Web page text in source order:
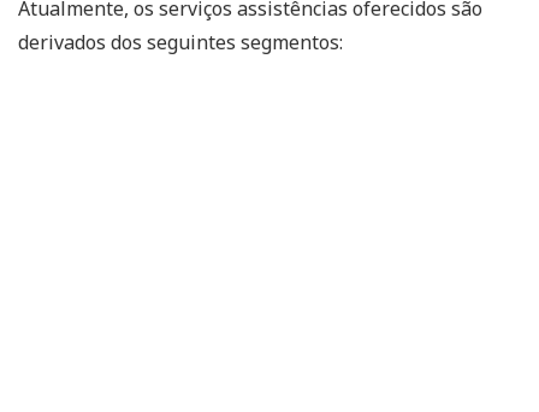
Atualmente, os serviços assistências oferecidos são
derivados dos seguintes segmentos: